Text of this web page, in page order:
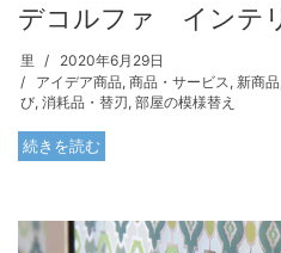
デコルファ インテ
里
2020年6月29日
アイデア商品, 商品・サービス , 新商品
び, 消耗品・替刃, 部屋の模様替え
続きを読む